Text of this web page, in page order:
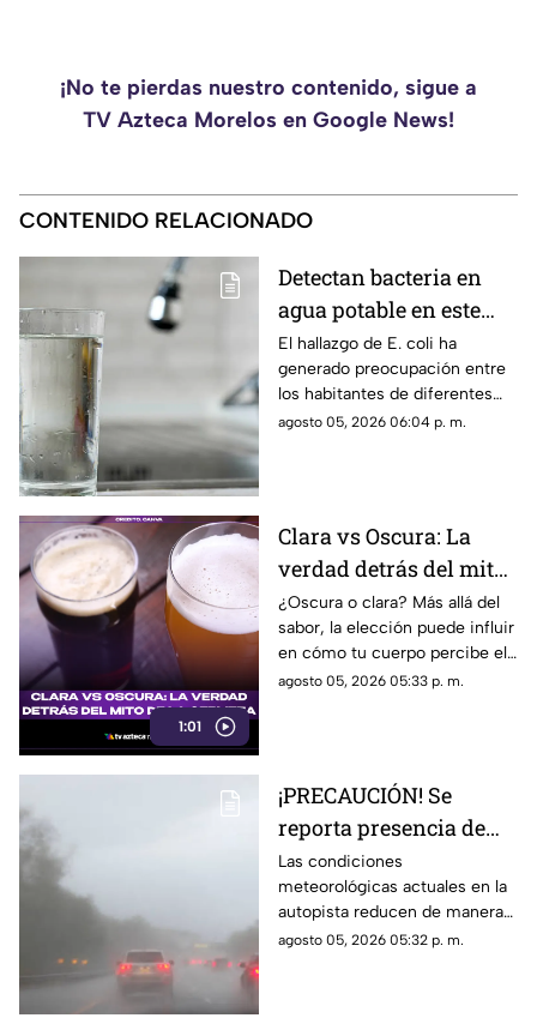
¡No te pierdas nuestro contenido, sigue a
TV Azteca Morelos en Google News!
CONTENIDO RELACIONADO
Detectan bacteria en
agua potable en este
estado; ¿Morelos está
en riesgo?
El hallazgo de E. coli ha
generado preocupación entre
los habitantes de diferentes
estados de México.
agosto 05, 2026 06:04 p. m.
1:01
Clara vs Oscura: La
verdad detrás del mito
de las cervezas
¿Oscura o clara? Más allá del
sabor, la elección puede influir
en cómo tu cuerpo percibe el
alcohol. La cerveza oscura
agosto 05, 2026 05:33 p. m.
¡PRECAUCIÓN! Se
reporta presencia de
neblina en la autopista
México-Cuernavaca;
sigue estas
recomendaciones
Las condiciones
meteorológicas actuales en la
autopista reducen de manera
significativa la visibilidad.
agosto 05, 2026 05:32 p. m.